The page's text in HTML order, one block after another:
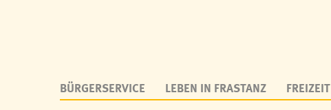
BÜRGERSERVICE LEBEN IN FRASTANZ FREIZEIT